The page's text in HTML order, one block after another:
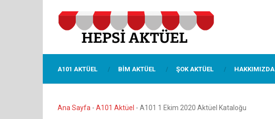
A101 AKTÜEL BIM AKTÜEL ŞOK AKTÜEL HAKKIMIZDA
Ana Sayfa - A101 Aktüel - A101 1 Ekim 2020 Aktüel Kataloğu